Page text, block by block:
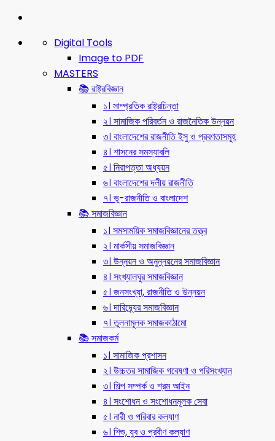
Digital Tools
Image to PDF
MASTERS
📚 রাষ্ট্রবিজ্ঞান
১। সাম্প্রতিক রাষ্ট্রচিন্তা
২। সামাজিক পরিবর্তন ও রাজনৈতিক উন্নয়ন
৩। বাংলাদেশের রাজনীতি ইসু ও প্রবণতাসমূহ
৪। শাসনের সমস্যাবলি
৫। নিরাপত্তা অধ্যয়ন
৬। বাংলাদেশের দলীয় রাজনীতি
৭। ভূ-রাজনীতি ও বাংলাদেশ
📚 সমাজবিজ্ঞান
১। সমসাময়িক সমাজবিজ্ঞানের তত্ত্ব
২। মার্কসীয় সমাজবিজ্ঞান
৩। উন্নয়ন ও অনুন্নয়নের সমাজবিজ্ঞান
৪। সংখ্যালঘুর সমাজবিজ্ঞান
৫। জনসংখ্যা, রাজনীতি ও উন্নয়ন
৬। দারিদ্র্যের সমাজবিজ্ঞান
৭। তুলনামূলক সমাজকাঠামো
📚 সমাজকর্ম
১। সামাজিক প্রশাসন
২। উচ্চতর সামাজিক গবেষণা ও পরিসংখ্যান
৩। শিল্প সম্পর্ক ও শ্রম আইন
৪। সংশোধন ও সংশোধনমূলক সেবা
৫। নারী ও পরিবার কল্যাণ
৬। শিশু, যুব ও প্রবীণ কল্যাণ